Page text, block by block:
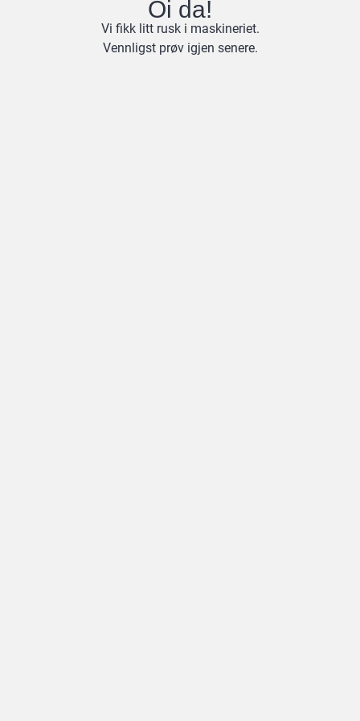
Oi da!
Vi fikk litt rusk i maskineriet.
Vennligst prøv igjen senere.